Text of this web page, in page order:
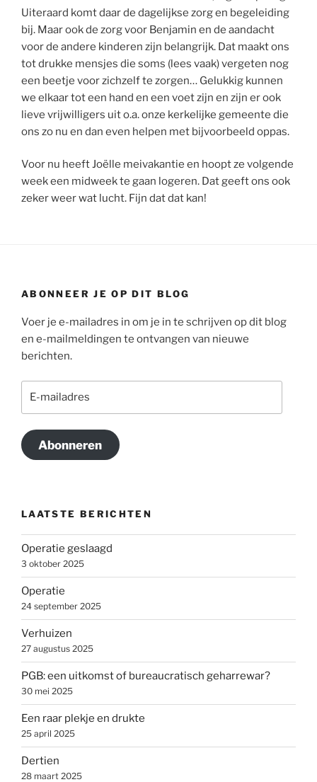
Uiteraard komt daar de dagelijkse zorg en begeleiding
bij. Maar ook de zorg voor Benjamin en de aandacht
voor de andere kinderen zijn belangrijk. Dat maakt ons
tot drukke mensjes die soms (lees vaak) vergeten nog
een beetje voor zichzelf te zorgen… Gelukkig kunnen
we elkaar tot een hand en een voet zijn en zijn er ook
lieve vrijwilligers uit o.a. onze kerkelijke gemeente die
ons zo nu en dan even helpen met bijvoorbeeld oppas.
Voor nu heeft Joëlle meivakantie en hoopt ze volgende
week een midweek te gaan logeren. Dat geeft ons ook
zeker weer wat lucht. Fijn dat dat kan!
ABONNEER JE OP DIT BLOG
Voer je e-mailadres in om je in te schrijven op dit blog
en e-mailmeldingen te ontvangen van nieuwe
berichten.
Abonneren
LAATSTE BERICHTEN
Operatie geslaagd
3 oktober 2025
Operatie
24 september 2025
Verhuizen
27 augustus 2025
PGB: een uitkomst of bureaucratisch geharrewar?
30 mei 2025
Een raar plekje en drukte
25 april 2025
Dertien
28 maart 2025